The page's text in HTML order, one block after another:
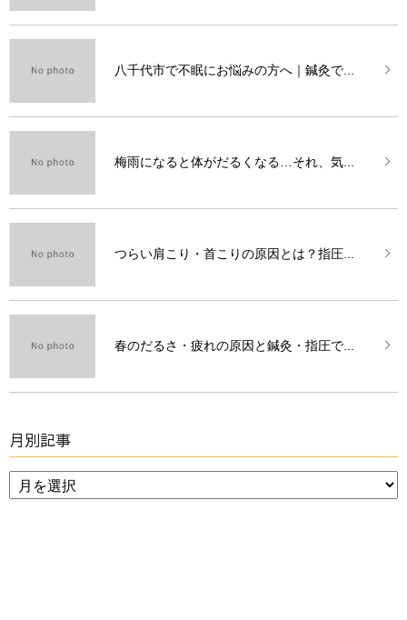
八千代市で不眠にお悩みの方へ｜鍼灸で...
梅雨になると体がだるくなる…それ、気...
つらい肩こり・首こりの原因とは？指圧...
春のだるさ・疲れの原因と鍼灸・指圧で...
月別記事